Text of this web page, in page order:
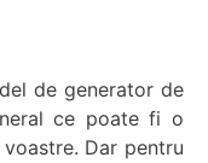
de generator de
ce poate fi o
Dar pentru